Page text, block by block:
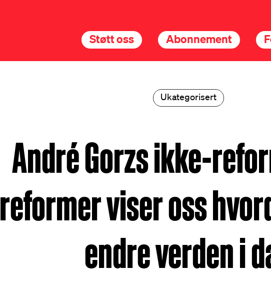
Støtt oss Abonnement
Ukategorisert
André Gorzs ikke-
reformer viser oss
endre verden i